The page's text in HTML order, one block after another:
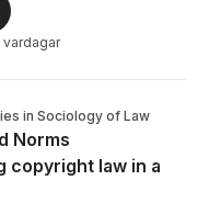
in Sociology of Law
Norms
copyright law in a